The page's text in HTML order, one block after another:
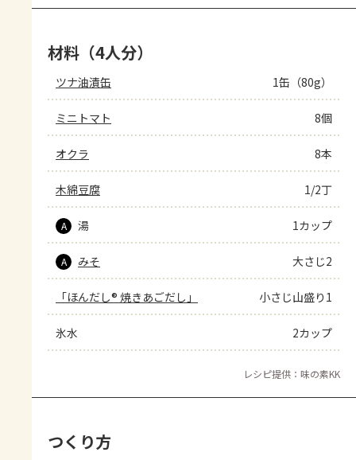
材料（4人分）
ツナ油漬缶 1缶（80g）
ミニトマト 8個
オクラ 8本
木綿豆腐 1/2丁
A 湯 1カップ
A みそ 大さじ2
「ほんだし® 焼きあごだし」 小さじ山盛り1
氷水 2カップ
レシピ提供：味の素KK
つくり方